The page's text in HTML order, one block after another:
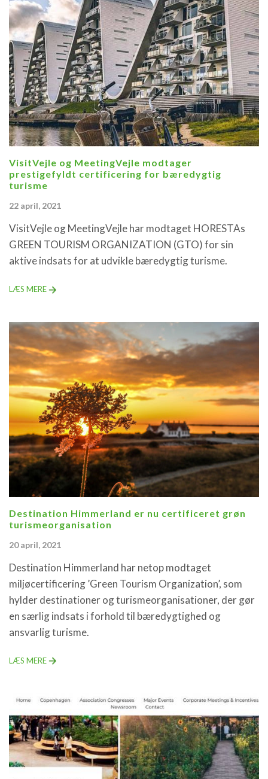
VisitVejle og MeetingVejle modtager
prestigefyldt certificering for bæredygtig
turisme
22 april, 2021
VisitVejle og MeetingVejle har modtaget HORESTAs
GREEN TOURISM ORGANIZATION (GTO) for sin
aktive indsats for at udvikle bæredygtig turisme.
LÆS MERE
Destination Himmerland er nu certificeret grøn
turismeorganisation
20 april, 2021
Destination Himmerland har netop modtaget
miljøcertificering ’Green Tourism Organization’, som
hylder destinationer og turismeorganisationer, der gør
en særlig indsats i forhold til bæredygtighed og
ansvarlig turisme.
LÆS MERE